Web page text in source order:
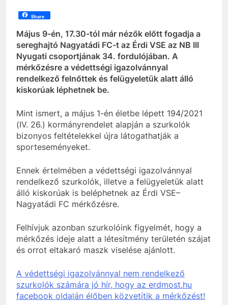
Share
Május 9-én, 17.30-tól már nézők előtt fogadja a
sereghajtó Nagyatádi FC-t az Érdi VSE az NB III
Nyugati csoportjának 34. fordulójában. A
mérkőzésre a védettségi igazolvánnyal
rendelkező felnőttek és felügyeletük alatt álló
kiskorúak léphetnek be.
Mint ismert, a május 1-én életbe lépett 194/2021
(IV. 26.) kormányrendelet alapján a szurkolók
bizonyos feltételekkel újra látogathatják a
sporteseményeket.
Ennek értelmében a védettségi igazolvánnyal
rendelkező szurkolók, illetve a felügyeletük alatt
álló kiskorúak is beléphetnek az Érdi VSE–
Nagyatádi FC mérkőzésre.
Felhívjuk azonban szurkolóink figyelmét, hogy a
mérkőzés ideje alatt a létesítmény területén szájat
és orrot eltakaró maszk viselése ajánlott.
A védettségi igazolvánnyal nem rendelkező
szurkolók számára jó hír, hogy az erdmost.hu
facebook oldalán élőben közvetítik a mérkőzést!